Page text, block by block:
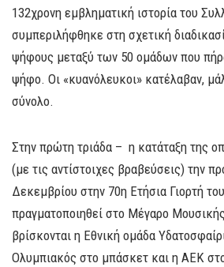
132χρονη εμβληματική ιστορία του
συμπεριλήφθηκε στη σχετική
ψήφους μεταξύ των 50 ομάδων που
ψήφο. Οι «κυανόλευκοι» κατέλαβαν,
σύνολο.
Στην πρώτη τριάδα – η κατάταξη της
(με τις αντίστοιχες βραβεύσεις) την
Δεκεμβρίου στην 70η Ετήσια Γιορτή
πραγματοποιηθεί στο Μέγαρο
βρίσκονται η Εθνική ομάδα
Ολυμπιακός στο μπάσκετ και η ΑΕΚ